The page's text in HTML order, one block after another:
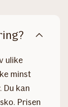
ulike
minst
Du kan
Prisen